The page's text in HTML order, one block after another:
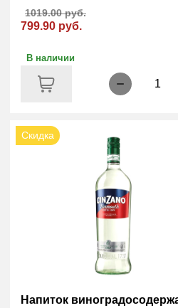
799.90 руб.
1019.00 руб.
В наличии
1
Скидка
Напиток